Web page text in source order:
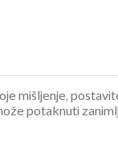
mišljenje,
potaknuti